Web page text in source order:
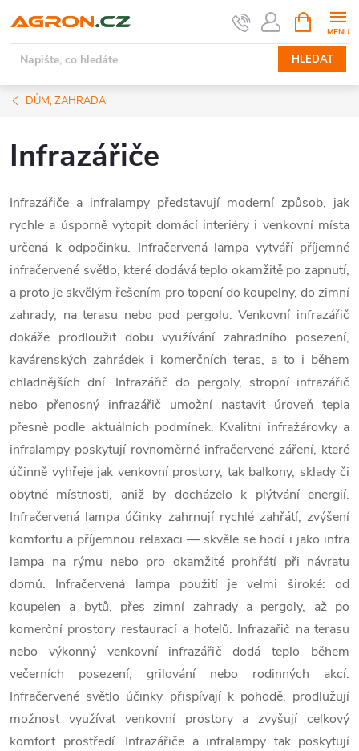
na
obsah
HLEDAT
NÁKUPNÍ
KOŠÍK
DŮM, ZAHRADA
Infrazářiče
Infrazářiče a infralampy představují moderní způsob, jak
rychle a úsporně vytopit domácí interiéry i venkovní místa
určená k odpočinku. Infračervená lampa vytváří příjemné
infračervené světlo, které dodává teplo okamžitě po zapnutí,
a proto je skvělým řešením pro topení do koupelny, do zimní
zahrady, na terasu nebo pod pergolu. Venkovní infrazářič
dokáže prodloužit dobu využívání zahradního posezení,
kavárenských zahrádek i komerčních teras, a to i během
chladnějších dní. Infrazářič do pergoly, stropní infrazářič
nebo přenosný infrazářič umožní nastavit úroveň tepla
přesně podle aktuálních podmínek. Kvalitní infražárovky a
infralampy poskytují rovnoměrné infračervené záření, které
účinně vyhřeje jak venkovní prostory, tak balkony, sklady či
obytné místnosti, aniž by docházelo k plýtvání energií.
Infračervená lampa účinky zahrnují rychlé zahřátí, zvýšení
komfortu a příjemnou relaxaci — skvěle se hodí i jako infra
lampa na rýmu nebo pro okamžité prohřátí při návratu
domů. Infračervená lampa použití je velmi široké: od
koupelen a bytů, přes zimní zahrady a pergoly, až po
komerční prostory restaurací a hotelů. Infrazařič na terasu
nebo výkonný venkovní infrazářič dodá teplo během
večerních posezení, grilování nebo rodinných akcí.
Infračervené světlo účinky přispívají k pohodě, prodlužují
možnost využívat venkovní prostory a zvyšují celkový
komfort prostředí. Infrazářiče a infralampy tak poskytují